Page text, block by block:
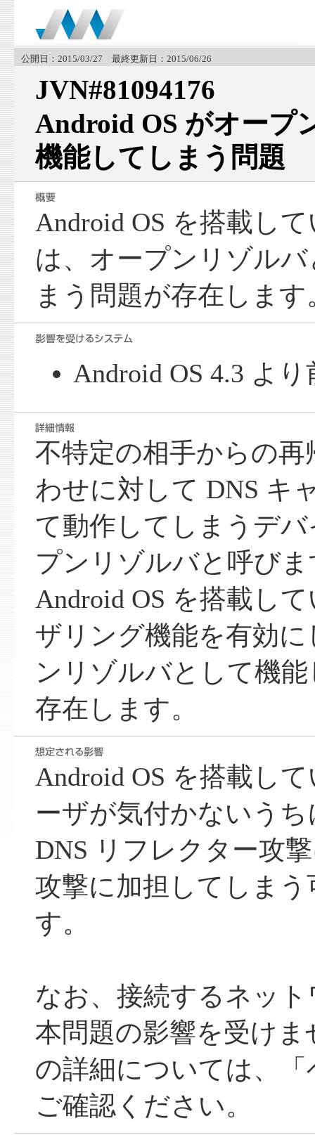
公開日：2015/03/27 最終更新日：2015/06/26
JVN#81094176
Android OS がオープ
機能してしまう問題
Android OS を搭載し
は、オープンリゾル
まう問題が存在します
Android OS 4.3 よ
不特定の相手からの再
わせに対して DNS キ
て動作してしまうデ
プンリゾルバと呼びま
Android OS を搭載し
ザリング機能を有効
ンリゾルバとして機
存在します。
Android OS を搭載し
ーザが気付かないう
DNS リフレクター攻
攻撃に加担してしま
す。
なお、接続するネッ
本問題の影響を受け
の詳細については、
ご確認ください。